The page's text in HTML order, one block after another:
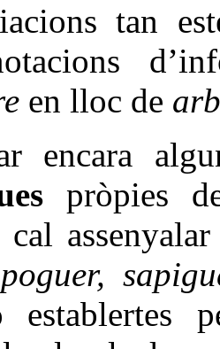
tan
en lloc de
encara
pròpies
poguer,
establertes